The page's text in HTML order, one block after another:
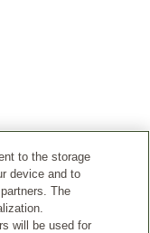
to the storage
device and to
The
will be used for